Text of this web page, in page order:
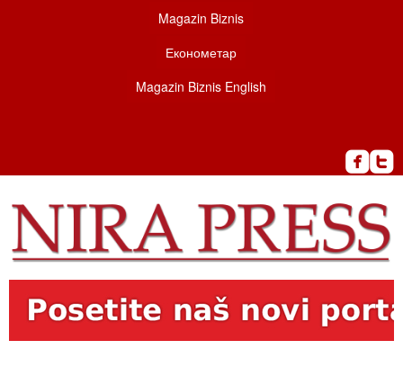
Magazin Biznis
Економетар
Magazin Biznis English